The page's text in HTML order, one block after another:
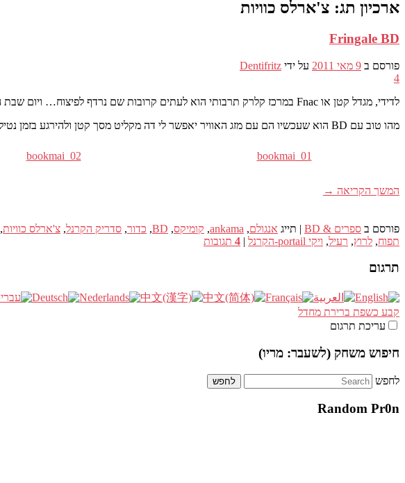
ארכיון תג: צ'ארלס כוויות
Fringale BD
פורסם ב 9 מאי 2011 על ידי Dentifritz
4
לדידי, מגדל קטן או Fnac במרכז קלרק תרבותי הוא לעתים קרובות שם נרדף לפיצוח… ויום שבת האחרון קרה הבלתי נמנע. הפעם לא היה לי תשוקה אמיתית לקומיקס, זה היה מזמן זה לא קרה לי !
מהו טוב עם BD הוא שעכשיו הם עם מזג האוויר יאפשר לי דה מקליט מסך קטן ולהירגע בזמן נטילת האוויר… אני לא מכיר אותך, אבל הבית, אנחנו כבר מאמינים בקיץ ! ללכת, אנחנו הולכים על BD סקירה מהיר אקלקטי !
bookmai_01
bookmai_02
המשך הקריאה →
פורסם ב ספרים & BD | תייג אנגולם,
ankama
, קומיקס,
BD
, כדור, סדריק הקרנל, צ'ארלס כוויות,
תפוח, לרוץ, רעיל, ויקי portail-הקרנל |
4 תגובות
תרגום
קבע כשפת ברירת מחדל
עריכת תרגום
חיפוש משחק (לשעבר: מריו)
לחפש
Random Pr0n